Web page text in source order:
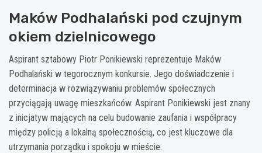
Maków Podhalański pod czujnym
okiem dzielnicowego
Aspirant sztabowy Piotr Ponikiewski reprezentuje Maków
Podhalański w tegorocznym konkursie. Jego doświadczenie i
determinacja w rozwiązywaniu problemów społecznych
przyciągają uwagę mieszkańców. Aspirant Ponikiewski jest znany
z inicjatyw mających na celu budowanie zaufania i współpracy
między policją a lokalną społecznością, co jest kluczowe dla
utrzymania porządku i spokoju w mieście.